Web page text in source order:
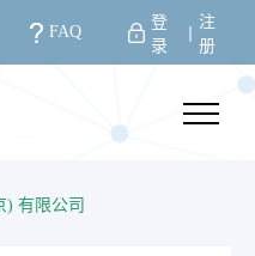
FAQ
登
录
注
册
有限公司